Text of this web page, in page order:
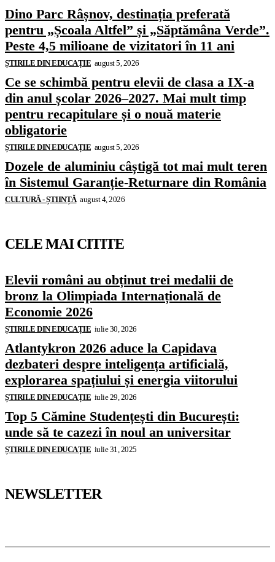
Dino Parc Râșnov, destinația preferată
pentru „Școala Altfel” și „Săptămâna Verde”.
Peste 4,5 milioane de vizitatori în 11 ani
ȘTIRILE DIN EDUCAȚIE august 5, 2026
Ce se schimbă pentru elevii de clasa a IX-a
din anul școlar 2026–2027. Mai mult timp
pentru recapitulare și o nouă materie
obligatorie
ȘTIRILE DIN EDUCAȚIE august 5, 2026
Dozele de aluminiu câștigă tot mai mult teren
în Sistemul Garanție-Returnare din România
CULTURĂ - ȘTIINȚĂ august 4, 2026
CELE MAI CITITE
Elevii români au obținut trei medalii de
bronz la Olimpiada Internațională de
Economie 2026
ȘTIRILE DIN EDUCAȚIE iulie 30, 2026
Atlantykron 2026 aduce la Capidava
dezbateri despre inteligența artificială,
explorarea spațiului și energia viitorului
ȘTIRILE DIN EDUCAȚIE iulie 29, 2026
Top 5 Cămine Studențești din București:
unde să te cazezi în noul an universitar
ȘTIRILE DIN EDUCAȚIE iulie 31, 2025
NEWSLETTER